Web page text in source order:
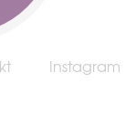
Instagram